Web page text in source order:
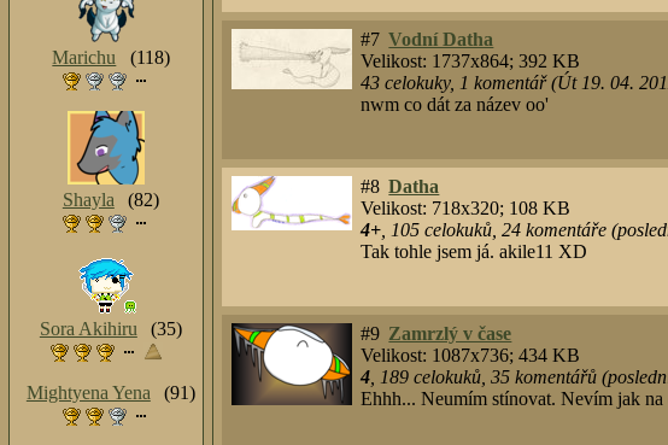
#7 Vodní Datha
Velikost: 1737x864; 392 KB
43 celokuky, 1 komentář (Út 19. 04.
nwm co dát za název oo'
#8 Datha
Velikost: 718x320; 108 KB
4+,105 celokuků,24 komentáře
Tak tohle jsem já. akile11 XD
#9 Zamrzlý v čase
Velikost: 1087x736; 434 KB
4,189 celokuků,35 komentářů
Ehhh... Neumím stínovat. Nevím jak na
Marichu (118)
Shayla (82)
Sora Akihiru (35)
Mightyena Yena (91)